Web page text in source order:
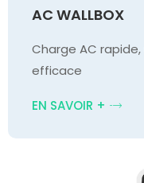
AC WALLBOX
Charge AC
efficace
EN SAVOIR +